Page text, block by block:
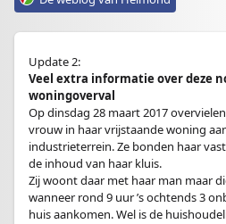
Update 2:
Veel extra informatie over deze
woningoverval
Op dinsdag 28 maart 2017
vrouw in haar vrijstaande woning
industrieterrein. Ze bonden haar
de inhoud van haar kluis.
Zij woont daar met haar man maar
wanneer rond 9 uur ’s ochtends 3
huis aankomen. Wel is de